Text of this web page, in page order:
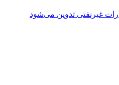
غیرنفتی تدوین می‌شود